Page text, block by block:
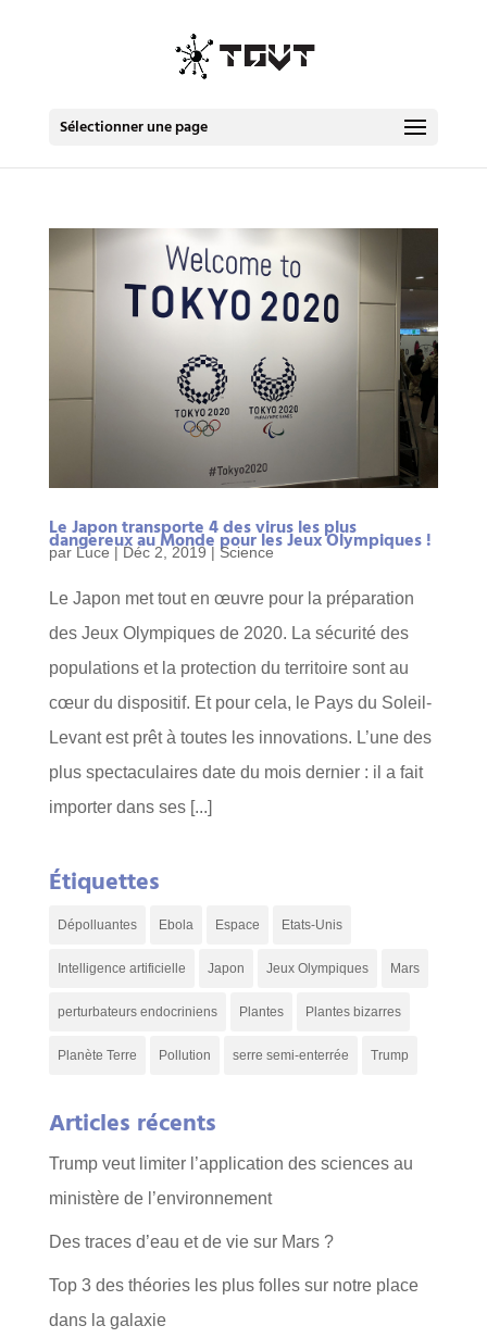
Sélectionner une page
Le Japon transporte 4 des virus les plus
dangereux au Monde pour les Jeux Olympiques !
par Luce | Déc 2, 2019 | Science
Le Japon met tout en œuvre pour la préparation
des Jeux Olympiques de 2020. La sécurité des
populations et la protection du territoire sont au
cœur du dispositif. Et pour cela, le Pays du Soleil-
Levant est prêt à toutes les innovations. L’une des
plus spectaculaires date du mois dernier : il a fait
importer dans ses [...]
Étiquettes
Dépolluantes Ebola Espace Etats-Unis
Intelligence artificielle Japon Jeux Olympiques Mars
perturbateurs endocriniens Plantes Plantes bizarres
Planète Terre Pollution serre semi-enterrée Trump
Articles récents
Trump veut limiter l’application des sciences au
ministère de l’environnement
Des traces d’eau et de vie sur Mars ?
Top 3 des théories les plus folles sur notre place
dans la galaxie